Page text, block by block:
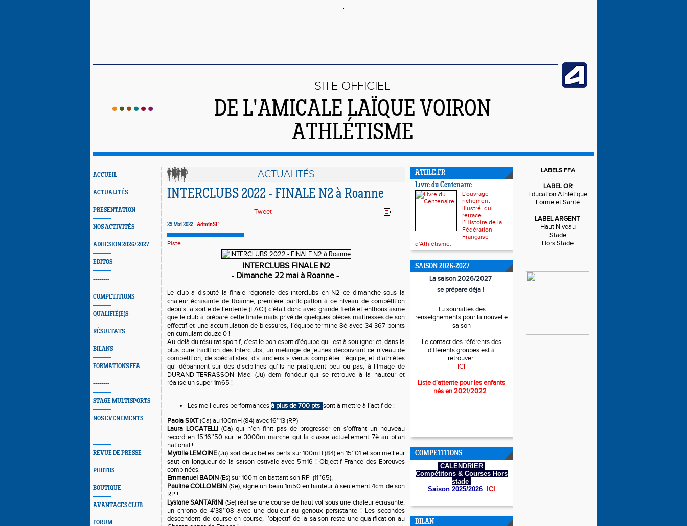
SITE OFFICIEL
DE L'AMICALE LAÏQUE VOIRON
ATHLÉTISME
ACCUEIL
ACTUALITÉS
PRESENTATION
NOS ACTIVITÉS
ADHESION 2026/2027
EDITOS
--------
COMPETITIONS
QUALIFIÉ(E)S
RÉSULTATS
BILANS
FORMATIONS FFA
--------
STAGE MULTISPORTS
NOS EVENEMENTS
--------
REVUE DE PRESSE
PHOTOS
BOUTIQUE
AVANTAGES CLUB
FORUM
ACTUALITÉS
INTERCLUBS 2022 - FINALE N2 à Roanne
Tweet
25 Mai 2022 -AdminSF
Piste
INTERCLUBS FINALE N2
- Dimanche 22 mai à Roanne -
Le club a disputé la finale régionale des interclubs en N2 ce dimanche sous la
chaleur écrasante de Roanne, première participation à ce niveau de compétition
depuis la sortie de l’entente (EACI) c’était donc avec grande fierté et enthousiasme
que le club a préparé cette finale mais privé de quelques pièces maitresses de son
effectif et une accumulation de blessures, l’équipe termine 8è avec 34 367 points
en cumulant douze 0 !
Au-delà du résultat sportif, c’est le bon esprit d’équipe qui est à souligner et, dans la
plus pure tradition des interclubs, un mélange de jeunes découvrant ce niveau de
compétition, de spécialistes, d’« anciens » venus compléter l’équipe, et d’athlètes
qui dépannent sur des disciplines qu’ils ne pratiquent peu ou pas, à l’image de
DURAND-TERRASSON Mael (Ju) demi-fondeur qui se retrouve à la hauteur et
réalise un super 1m65 !
Les meilleures performancesà plus de 700 pts sont à mettre à l’actif de :
Paola SIXT(Ca) au 100mH (84) avec 16’’13 (RP)
Laura LOCATELLI (Ca) qui n’en finit pas de progresser en s’offrant un nouveau
record en 15’16’’50 sur le 3000m marche qui la classe actuellement 7è au bilan
national !
Myrtille LEMOINE(Ju) sort deux belles perfs sur 100mH (84) en 15’’01 et son meilleur
saut en longueur de la saison estivale avec 5m16 ! Objectif France des Epreuves
combinées.
Emmanuel BADIN(Es) sur 100m en battant son RP (11’’65),
Pauline COLLOMBIN (Se), signe un beau 1m50 en hauteur à seulement 4cm de son
RP !
Lysiane SANTARINI (Se) réalise une course de haut vol sous une chaleur écrasante,
un chrono de 4’38’’08 avec une douleur au genoux persistante ! Les secondes
descendent de course en course, l’objectif de la saison reste une qualification au
ATHLE.FR
Livre du Centenaire
L'ouvrage
richement
illustré, qui
retrace
l’Histoire de la
Fédération
Française
d'Athlétisme.
SAISON 2026-2027
La saison 2026/2027
se prépare déja !
Tu souhaites des
renseignements pour la nouvelle
saison
Le contact des référents des
différents groupes est à
retrouver
ICI
Liste d'attente pour les enfants
nés en 2021/2022
COMPETITIONS
CALENDRIER
Compétitons & Courses Hors
stade
Saison 2025/2026
ICI
BILAN
LABELS FFA
LABEL OR
Education Athlétique
Forme et Santé
LABEL ARGENT
Haut Niveau
Stade
Hors Stade